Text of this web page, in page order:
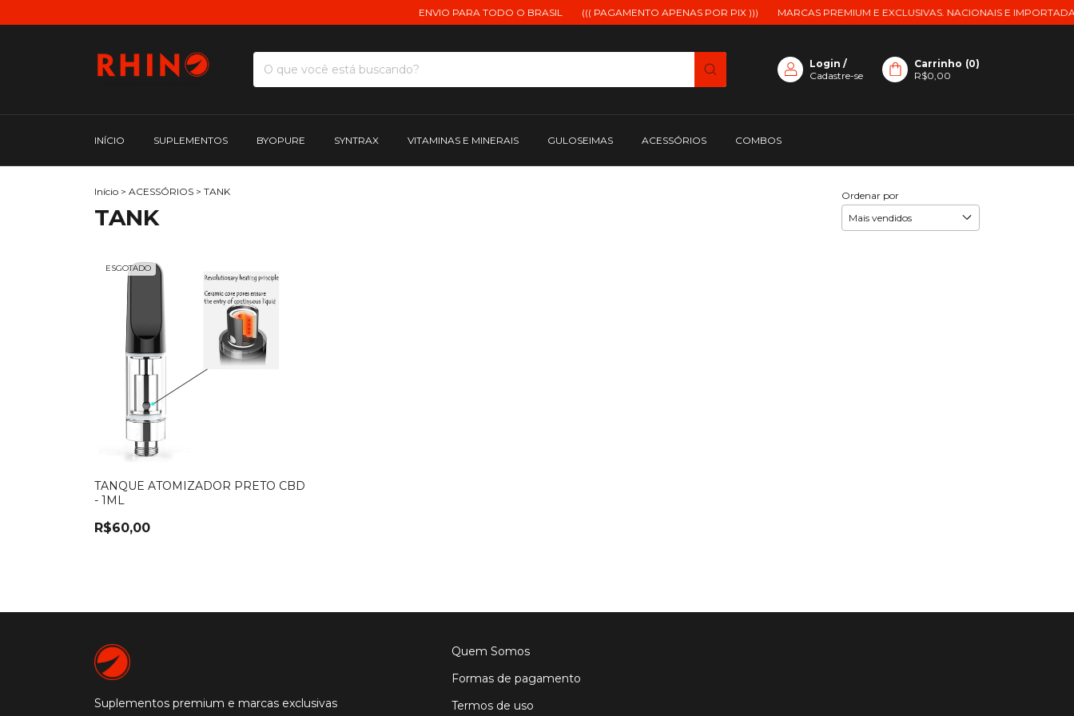
ENVIO PARA TODO O BRASIL ((( PAGAMENTO APENAS POR PIX ))) MARCAS PREMIUM E EXCLUSIVAS. NACIONAIS E IMPORTADAS.
Login /
Cadastre-se
Carrinho (0)
R$0,00
INÍCIO SUPLEMENTOS BYOPURE SYNTRAX VITAMINAS E MINERAIS GULOSEIMAS ACESSÓRIOS COMBOS
Início > ACESSÓRIOS > TANK
TANK
Ordenar por
ESGOTADO
TANQUE ATOMIZADOR PRETO CBD
- 1ML
R$60,00
Suplementos premium e marcas exclusivas
Quem Somos
Formas de pagamento
Termos de uso